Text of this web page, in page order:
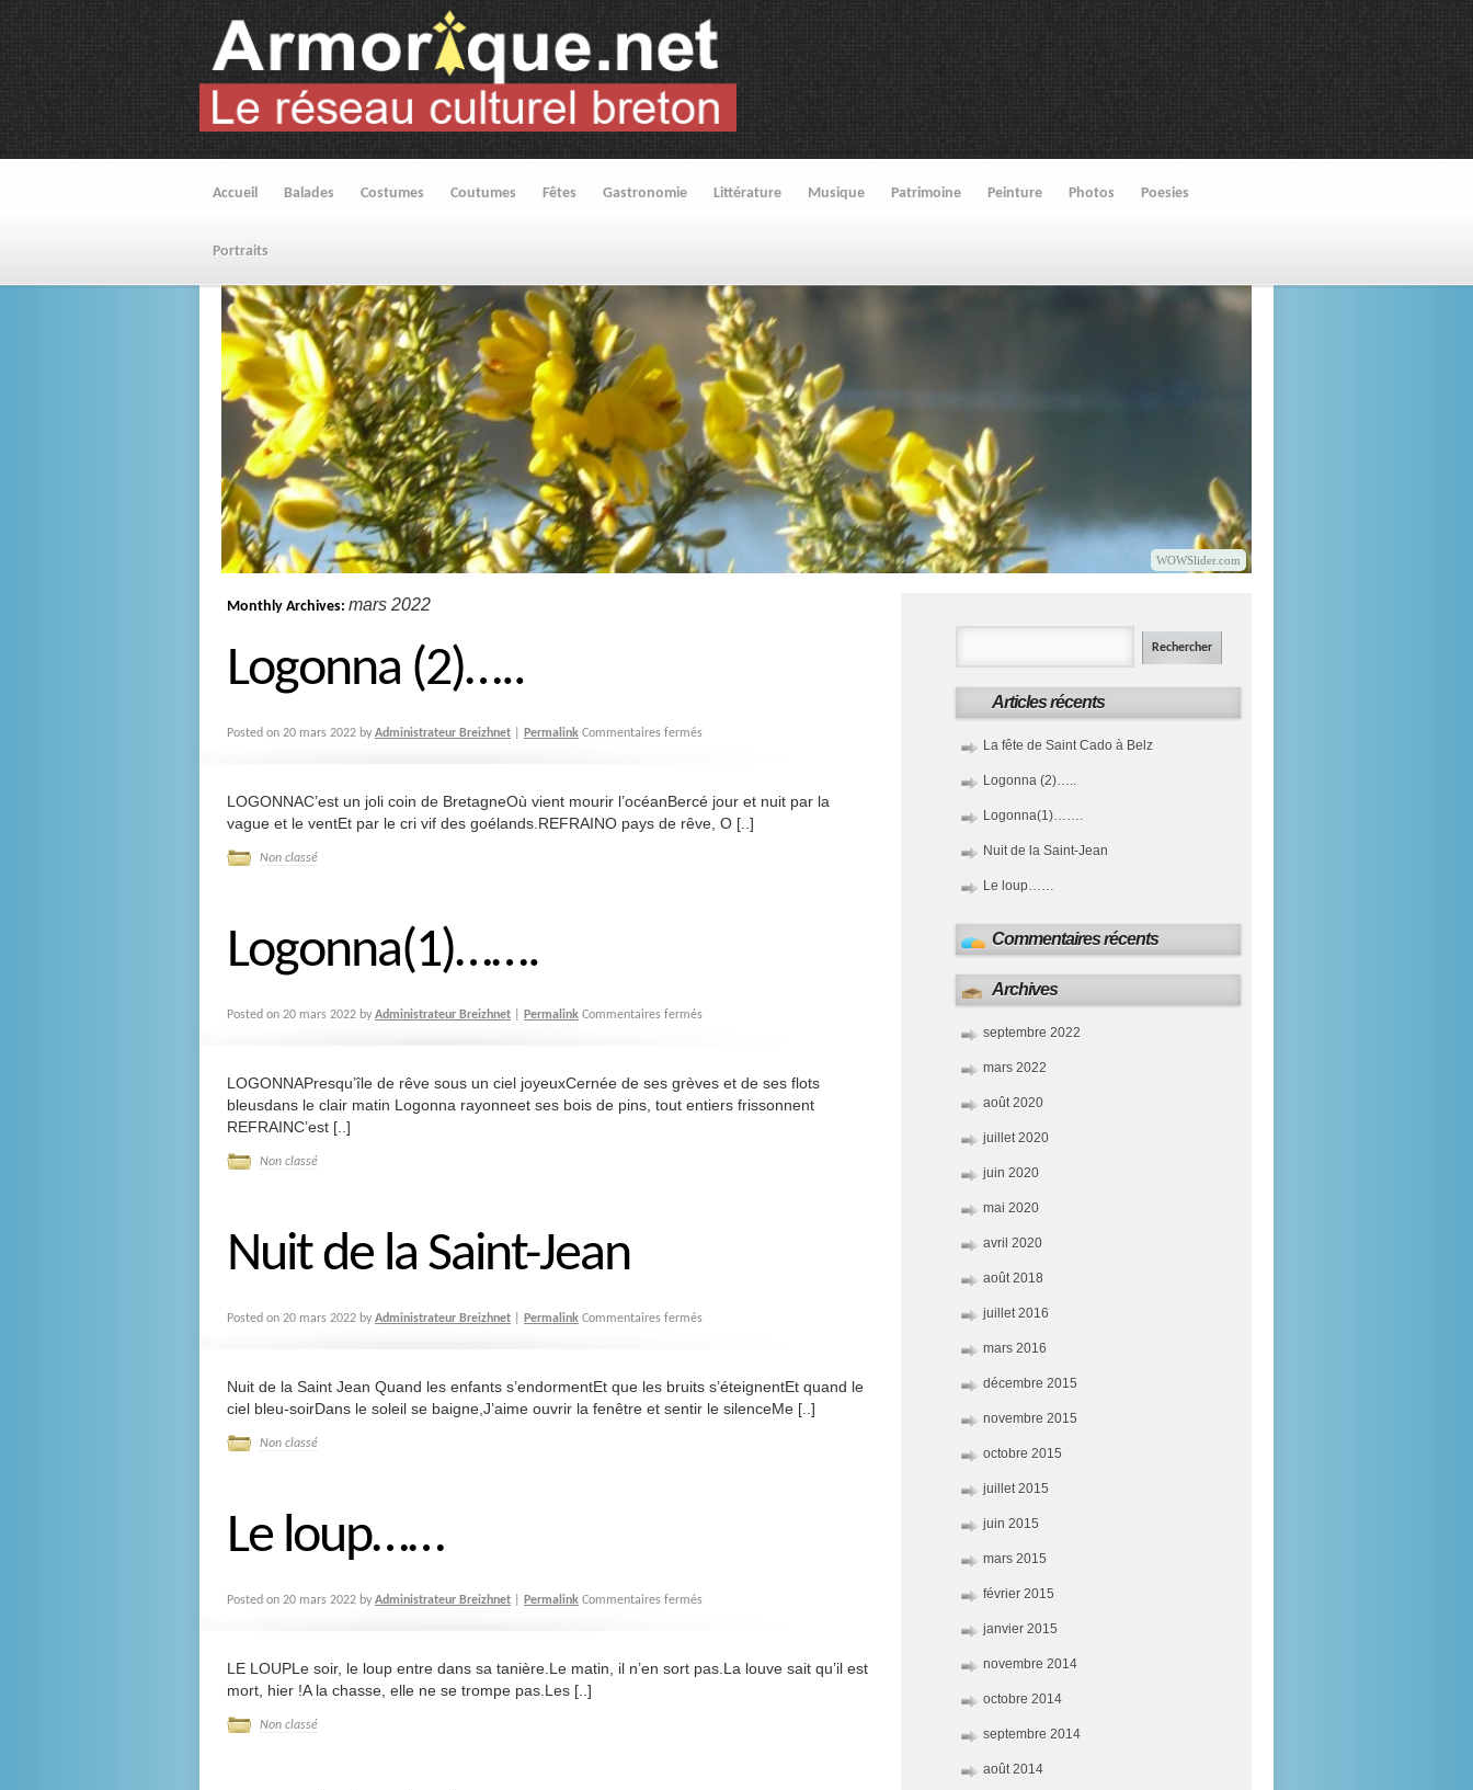
Accueil Balades Costumes Coutumes Fêtes Gastronomie Littérature Musique Patrimoine Peinture Photos Poesies
Portraits
WOWSlider.com
Monthly Archives: mars 2022
Logonna (2)…..
Posted on 20 mars 2022 by Administrateur Breizhnet Permalink Commentaires fermés
LOGONNAC’est un joli coin de BretagneOù vient mourir l’océanBercé jour et nuit par la
vague et le ventEt par le cri vif des goélands.REFRAINO pays de rêve, O [..]
Non classé
Logonna(1)…….
Posted on 20 mars 2022 by Administrateur Breizhnet Permalink Commentaires fermés
LOGONNAPresqu’île de rêve sous un ciel joyeuxCernée de ses grèves et de ses flots
bleusdans le clair matin Logonna rayonneet ses bois de pins, tout entiers frissonnent
REFRAINC’est [..]
Non classé
Nuit de la Saint-Jean
Posted on 20 mars 2022 by Administrateur Breizhnet Permalink Commentaires fermés
Nuit de la Saint Jean Quand les enfants s’endormentEt que les bruits s’éteignentEt quand le
ciel bleu-soirDans le soleil se baigne,J’aime ouvrir la fenêtre et sentir le silenceMe [..]
Non classé
Le loup……
Posted on 20 mars 2022 by Administrateur Breizhnet Permalink Commentaires fermés
LE LOUPLe soir, le loup entre dans sa tanière.Le matin, il n’en sort pas.La louve sait qu’il est
mort, hier !A la chasse, elle ne se trompe pas.Les [..]
Non classé
Articles récents
La fête de Saint Cado à Belz
Logonna (2)…..
Logonna(1)…….
Nuit de la Saint-Jean
Le loup……
Commentaires récents
Archives
septembre 2022
mars 2022
août 2020
juillet 2020
juin 2020
mai 2020
avril 2020
août 2018
juillet 2016
mars 2016
décembre 2015
novembre 2015
octobre 2015
juillet 2015
juin 2015
mars 2015
février 2015
janvier 2015
novembre 2014
octobre 2014
septembre 2014
août 2014